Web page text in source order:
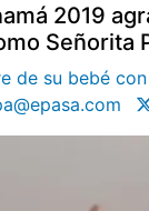
2019
Señorita
de su bebé